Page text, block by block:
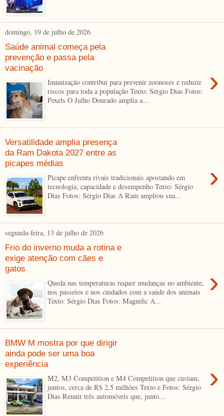
domingo, 19 de julho de 2026
Saúde animal começa pela
prevenção e passa pela
vacinação
›
Imunização contribui para prevenir zoonoses e reduzir
riscos para toda a população Texto: Sérgio Dias Fotos:
Pexels O Julho Dourado amplia a...
Versatilidade amplia presença
da Ram Dakota 2027 entre as
picapes médias
›
Picape enfrenta rivais tradicionais apostando em
tecnologia, capacidade e desempenho Texto: Sérgio
Dias Fotos: Sérgio Dias A Ram ampliou sua...
segunda-feira, 13 de julho de 2026
Frio do inverno muda a rotina e
exige atenção com cães e
gatos
›
Queda nas temperaturas requer mudanças no ambiente,
nos passeios e nos cuidados com a saúde dos animais
Texto: Sérgio Dias Fotos: Magnific A...
BMW M mostra por que dirigir
ainda pode ser uma boa
experiência
›
M2, M3 Competition e M4 Competition que custam,
juntos, cerca de R$ 2,5 milhões Texto e Fotos: Sérgio
Dias Reunir três automóveis que, junto...